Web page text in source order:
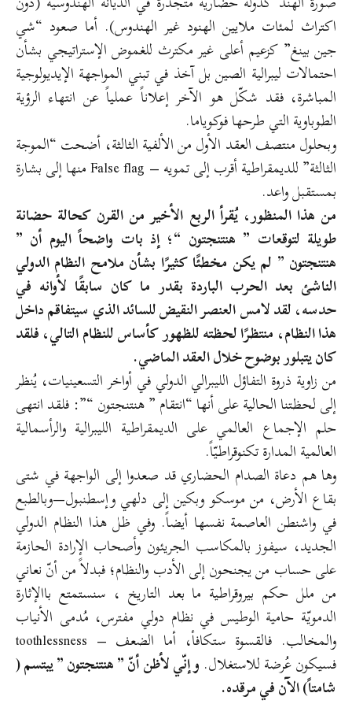
اكتراث لمئات ملايين الهنود غير الهندوس). أما صعود “شي
جين بينغ” كزعيم أعلى غير مكترث للغموض الإستراتيجي بشأن
احتمالات ليبرالية الصين بل آخذ في تبني المواجهة الإيديولوجية
المباشرة، فقد شكّل هو الآخر إعلاناً عملياً عن انتهاء الرؤية
الطوباوية التي طرحها فوكوياما.
وبحلول منتصف العقد الأول من الألفية الثالثة، أضحت “الموجة
الثالثة” للديمقراطية أقرب إلى تمويه – False flag منها إلى بشارة
بمستقبل واعد.
من هذا المنظور، يُقرأ الربع الأخير من القرن كحالة حضانة
طويلة لتوقعات ” هنتنجتون “؛ إذ بات واضحاً اليوم أن ”
هنتنجتون ” لم يكن مخطئًا كثيرًا بشأن ملامح النظام الدولي
الناشئ بعد الحرب الباردة بقدر ما كان سابقًا لأوانه في
حدسه، لقد لامس العنصر النقيض للسائد الذي سيتفاقم داخل
هذا النظام، منتظرًا لحظته للظهور كأساس للنظام التالي، فلقد
كان يتبلور بوضوح خلال العقد الماضي.
من زاوية ذروة التفاؤل الليبرالي الدولي في أواخر التسعينيات، يُنظر
إلى لحظتنا الحالية على أنها “انتقام ” هنتنجتون “”: فلقد انتهى
حلم الإجماع العالمي على الديمقراطية الليبرالية والرأسمالية
العالمية المدارة تكنوقراطيّاً.
وها هم دعاة الصدام الحضاري قد صعدوا إلى الواجهة في شتى
بقاع الأرض، من موسكو وبكين إلى دلهي وإسطنبول—وبالطبع
في واشنطن العاصمة نفسها أيضاً. وفي ظل هذا النظام الدولي
الجديد، سيفوز بالمكاسب الجريئون وأصحاب الإرادة الحازمة
على حساب من يجنحون إلى الأدب والنظام؛ فبدلاً من أنّ نعاني
من ملل حكم بيروقراطية ما بعد التاريخ ، سنستمتع باالإثارة
الدمويّة حامية الوطيس في نظام دولي مفترس، مُدمى الأنياب
والمخالب. فالقسوة ستكافأ، أما الضعف – toothlessness
فسيكون عُرضة للاستغلال. و إنّي لأظن أنّ ” هنتنجتون ” يبتسم (
شامتاً) الآن في مرقده.